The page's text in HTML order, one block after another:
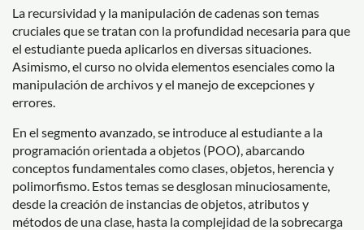
La recursividad y la manipulación de cadenas son temas
cruciales que se tratan con la profundidad necesaria para que
el estudiante pueda aplicarlos en diversas situaciones.
Asimismo, el curso no olvida elementos esenciales como la
manipulación de archivos y el manejo de excepciones y
errores.
En el segmento avanzado, se introduce al estudiante a la
programación orientada a objetos (POO), abarcando
conceptos fundamentales como clases, objetos, herencia y
polimorfismo. Estos temas se desglosan minuciosamente,
desde la creación de instancias de objetos, atributos y
métodos de una clase, hasta la complejidad de la sobrecarga